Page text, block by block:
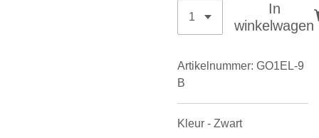
In
winkelwagen
Artikelnummer: GO1EL-9
B
Kleur - Zwart